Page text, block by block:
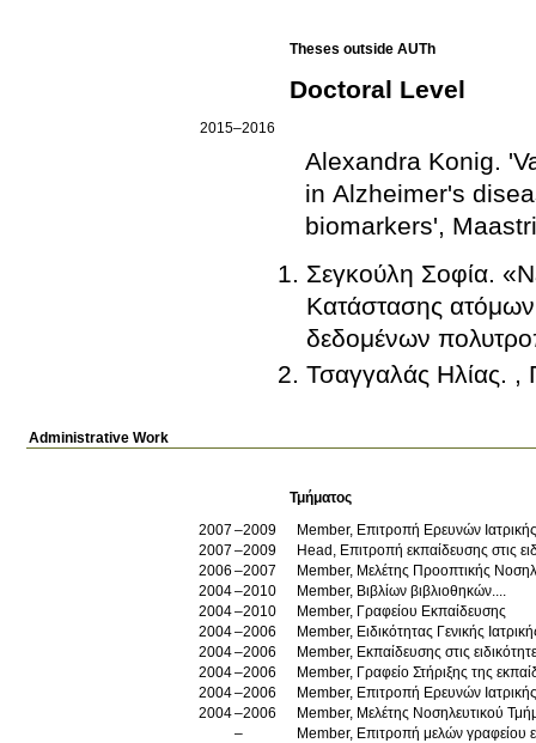
Theses outside AUTh
Doctoral Level
2015–2016
Alexandra Konig.
in Alzheimer's
biomarkers',
Σεγκούλη Σοφία.
Κατάστασης ατόμων με ήπια νοητική διαταραχή με την χρήση
δεδομένων
Τσαγγαλάς Ηλίας. ,
Administrative Work
Τμήματος
2007
2009
Member, Επιτροπή Ερευνών
2007
2009
Head, Επιτροπή εκπαίδευσης στις
2006
2007
Member, Μελέτης Προοπτικής
2004
2010
Member, Βιβλίων βιβλιοθηκών....
2004
2010
Member, Γραφείου Εκπαίδευσης
2004
2006
Member, Ειδικότητας Γενικής
2004
2006
Member, Εκπαίδευσης στις
2004
2006
Member, Γραφείο Στήριξης της
2004
2006
Member, Επιτροπή Ερευνών
2004
2006
Member, Μελέτης Νοσηλευτικού
Member, Επιτροπή μελών γραφείου